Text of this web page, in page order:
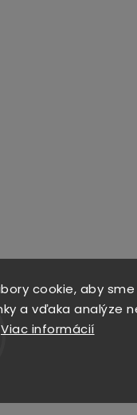
cookie, aby
a vďaka analýze
Viac informácií